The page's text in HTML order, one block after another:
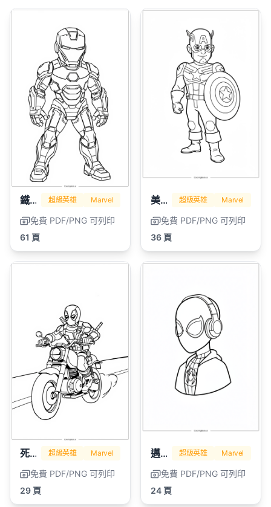
鐵人 超級英雄 Marvel
免費 PDF/PNG 可列印
61 頁
美國隊長 超級英雄 Marvel
免費 PDF/PNG 可列印
36 頁
死侍 超級英雄 Marvel
免費 PDF/PNG 可列印
29 頁
邁爾斯·莫拉萊斯 超級英雄 Marvel
免費 PDF/PNG 可列印
24 頁